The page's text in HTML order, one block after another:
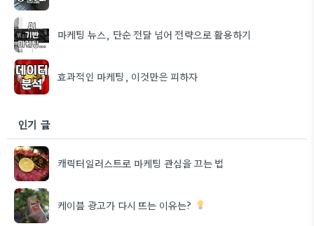
마케팅 뉴스, 단순 전달 넘어 전략으로 활용하기
효과적인 마케팅, 이것만은 피하자
인기 글
캐릭터일러스트로 마케팅 관심을 끄는 법
케이블 광고가 다시 뜨는 이유는?